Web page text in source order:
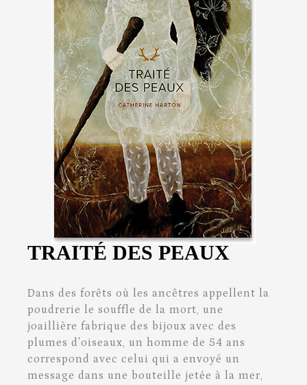
TRAITÉ DES PEAUX
Dans des forêts où les ancêtres appellent la
poudrerie le souffle de la mort, une
joaillière fabrique des bijoux avec des
plumes d'oiseaux, un homme de 54 ans
correspond avec celui qui a envoyé un
message dans une bouteille jetée à la mer,